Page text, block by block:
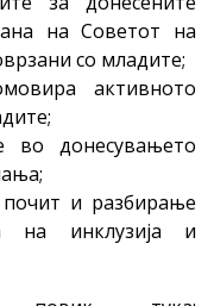
на Советот на
со младите;
активното
во донесувањето
и разбирање
на инклузија и